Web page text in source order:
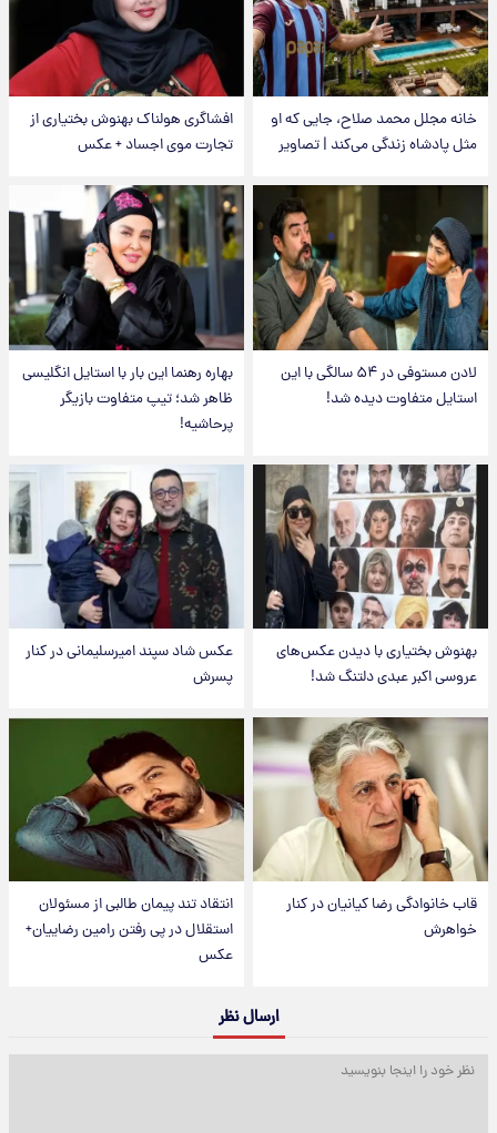
خانه مجلل محمد صلاح، جایی که او
مثل پادشاه زندگی می‌کند | تصاویر
افشاگری هولناک بهنوش بختیاری از
تجارت موی اجساد + عکس
لادن مستوفی در ۵۴ سالگی با این
استایل متفاوت دیده شد!
بهاره رهنما این بار با استایل انگلیسی
ظاهر شد؛ تیپ متفاوت بازیگر
پرحاشیه!
بهنوش بختیاری با دیدن عکس‌های
عروسی اکبر عبدی دلتنگ شد!
عکس شاد سپند امیرسلیمانی در کنار
پسرش
قاب خانوادگی رضا کیانیان در کنار
خواهرش
انتقاد تند پیمان طالبی از مسئولان
استقلال در پی رفتن رامین رضاییان+
عکس
ارسال نظر